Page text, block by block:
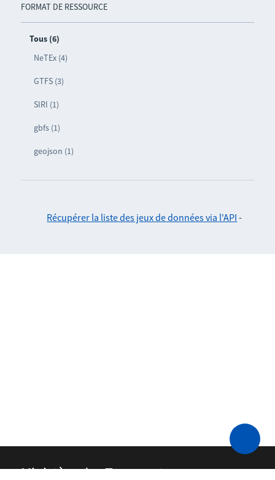
FORMAT DE RESSOURCE
Tous (6)
NeTEx (4)
GTFS (3)
SIRI (1)
gbfs (1)
geojson (1)
Récupérer la liste des jeux de données via l'API -
Ministère des Transports